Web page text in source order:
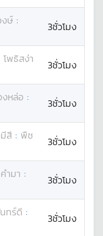
ษ์ :
3ชั่วโมง
โพธิสง่า
3ชั่วโมง
หล่อ :
3ชั่วโมง
สี : พืช
3ชั่วโมง
ำมา :
3ชั่วโมง
ทร์ดี :
3ชั่วโมง